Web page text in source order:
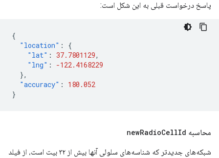
پاسخ درخواست قبلی به این شکل است:
{
"location" :
{
"lat" : 37.7801129,
"lng" :
-122.4168229
},
"accuracy" :
180.052
}
محاسبه newRadioCellId
شبکه‌های جدیدتر که شناسه‌های سلولی آنها بیش از ۳۲ بیت است، از فیلد